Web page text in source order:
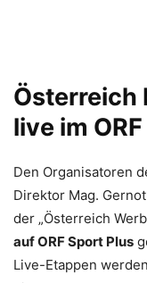
Österreich
live im ORF
Den Organisatoren
Direktor Mag.
der „Österreich
auf ORF Sport Plus
Live-Etappen